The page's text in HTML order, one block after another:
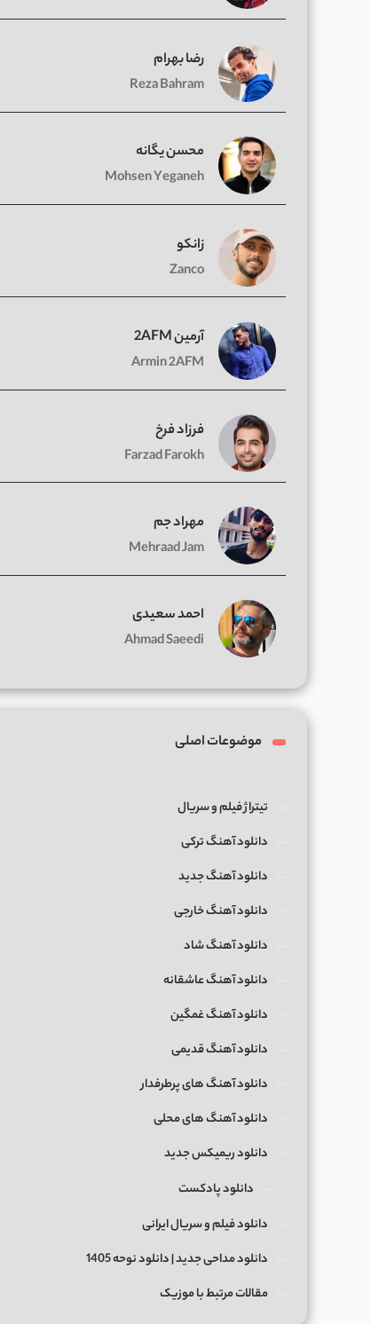
رضا بهرام
Reza Bahram
محسن یگانه
Mohsen Yeganeh
زانکو
Zanco
آرمین 2AFM
Armin 2AFM
فرزاد فرخ
Farzad Farokh
مهراد جم
Mehraad Jam
احمد سعیدی
Ahmad Saeedi
موضوعات اصلی
تیتراژ فیلم و سریال
دانلود آهنگ ترکی
دانلود آهنگ جدید
دانلود آهنگ خارجی
دانلود آهنگ شاد
دانلود آهنگ عاشقانه
دانلود آهنگ غمگین
دانلود آهنگ قدیمی
دانلود آهنگ های پرطرفدار
دانلود آهنگ های محلی
دانلود ریمیکس جدید
دانلود پادکست
دانلود فیلم و سریال ایرانی
دانلود مداحی جدید | دانلود نوحه 1405
مقالات مرتبط با موزیک